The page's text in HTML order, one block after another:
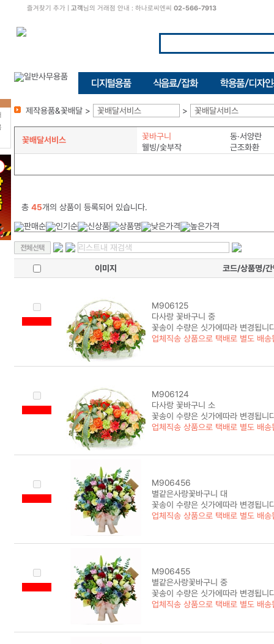
즐겨찾기 추가| 고객님의 거래점 안내 : 하나로씨엔씨 02-566-7913
제작용품&꽃배달 > 꽃배달서비스 > 꽃배달서비스
꽃배달서비스 꽃바구니
동·서양란
웰빙/숯부작
근조화환
총 45개의 상품이 등록되어 있습니다.
이미지 코드/상품명/간
M906125
다사랑 꽃바구니 중
꽃송이 수량은 싯가에따라 변경됩니
업체직송 상품으로 택배로 별도 배송
M906124
다사랑 꽃바구니 소
꽃송이 수량은 싯가에따라 변경됩니
업체직송 상품으로 택배로 별도 배송
M906456
별같은사랑꽃바구니 대
꽃송이 수량은 싯가에따라 변경됩니
업체직송 상품으로 택배로 별도 배송
M906455
별같은사랑꽃바구니 중
꽃송이 수량은 싯가에따라 변경됩니
업체직송 상품으로 택배로 별도 배송